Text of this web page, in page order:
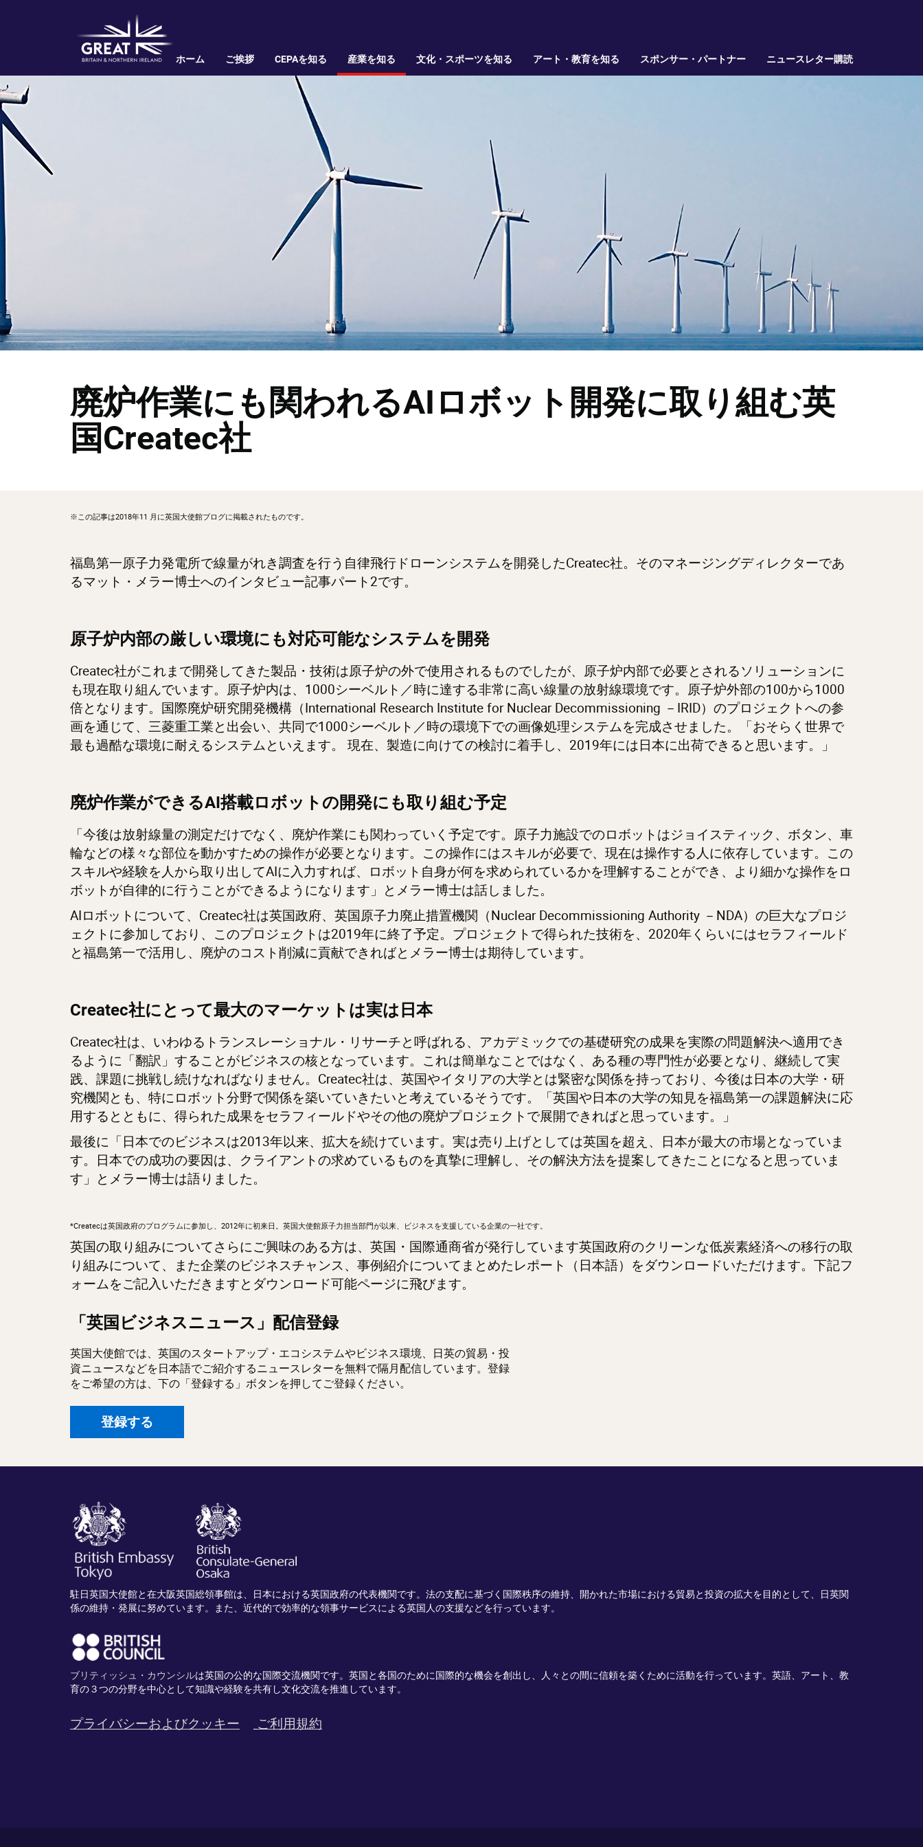
ホーム ご挨拶 CEPAを知る 産業を知る 文化・スポーツを知る アート・教育を知る スポンサー・パートナー ニュースレター購読
廃炉作業にも関われるAIロボット開発に取り組む英
国Createc社
※この記事は2018年11 月に英国大使館ブログに掲載されたものです。
福島第一原子力発電所で線量がれき調査を行う自律飛行ドローンシステムを開発したCreatec社。そのマネージングディレクターであ
るマット・メラー博士へのインタビュー記事パート2です。
原子炉内部の厳しい環境にも対応可能なシステムを開発
Createc社がこれまで開発してきた製品・技術は原子炉の外で使用されるものでしたが、原子炉内部で必要とされるソリューションに
も現在取り組んでいます。原子炉内は、1000シーベルト／時に達する非常に高い線量の放射線環境です。原子炉外部の100から1000
倍となります。国際廃炉研究開発機構（International Research Institute for Nuclear Decommissioning －IRID）のプロジェクトへの参
画を通じて、三菱重工業と出会い、共同で1000シーベルト／時の環境下での画像処理システムを完成させました。「おそらく世界で
最も過酷な環境に耐えるシステムといえます。 現在、製造に向けての検討に着手し、 2019年には日本に出荷できると思います。」
廃炉作業ができるAI搭載ロボットの開発にも取り組む予定
「今後は放射線量の測定だけでなく、廃炉作業にも関わっていく予定です。原子力施設でのロボットはジョイスティック、ボタン、車
輪などの様々な部位を動かすための操作が必要となります。この操作にはスキルが必要で、現在は操作する人に依存しています。この
スキルや経験を人から取り出してAIに入力すれば、ロボット自身が何を求められているかを理解することができ、より細かな操作をロ
ボットが自律的に行うことができるようになります」とメラー博士は話しました。
AIロボットについて、Createc社は英国政府、英国原子力廃止措置機関（Nuclear Decommissioning Authority －NDA）の巨大なプロジ
ェクトに参加しており、このプロジェクトは2019年に終了予定。プロジェクトで得られた技術を、2020年くらいにはセラフィールド
と福島第一で活用し、廃炉のコスト削減に貢献できればとメラー博士は期待しています。
Createc社にとって最大のマーケットは実は日本
Createc社は、いわゆるトランスレーショナル・リサーチと呼ばれる、アカデミックでの基礎研究の成果を実際の問題解決へ適用でき
るように「翻訳」することがビジネスの核となっています。これは簡単なことではなく、ある種の専門性が必要となり、継続して実
践、課題に挑戦し続けなればなりません。Createc社は、英国やイタリアの大学とは緊密な関係を持っており、今後は日本の大学・研
究機関とも、特にロボット分野で関係を築いていきたいと考えているそうです。「英国や日本の大学の知見を福島第一の課題解決に応
用するとともに、得られた成果をセラフィールドやその他の廃炉プロジェクトで展開できればと思っています。」
最後に「日本でのビジネスは2013年以来、拡大を続けています。実は売り上げとしては英国を超え、日本が最大の市場となっていま
す。日本での成功の要因は、クライアントの求めているものを真摯に理解し、その解決方法を提案してきたことになると思っていま
す」とメラー博士は語りました。
*Createcは英国政府のプログラムに参加し、2012年に初来日。英国大使館原子力担当部門が以来、ビジネスを支援している企業の一社です。
英国の取り組みについてさらにご興味のある方は、英国・国際通商省が発行しています英国政府のクリーンな低炭素経済への移行の取
り組みについて、また企業のビジネスチャンス、事例紹介についてまとめたレポート（日本語）をダウンロードいただけます。下記フ
ォームをご記入いただきますとダウンロード可能ページに飛びます。
「英国ビジネスニュース」配信登録
英国大使館では、英国のスタートアップ・エコシステムやビジネス環境、日英の貿易・投
資ニュースなどを日本語でご紹介するニュースレターを無料で隔月配信しています。登録
をご希望の方は、下の「登録する」ボタンを押してご登録ください。
登録する
駐日英国大使館と在大阪英国総領事館は、日本における英国政府の代表機関です。法の支配に基づく国際秩序の維持、開かれた市場における貿易と投資の拡大を目的として、日英関
係の維持・発展に努めています。また、近代的で効率的な領事サービスによる英国人の支援などを行っています。
ブリティッシュ・カウンシルは英国の公的な国際交流機関です。 英国と各国のために国際的な機会を創出し、 人々との間に信頼を築くために活動を行っています。英語、 アート、 教
育の３つの分野を中心として知識や経験を共有し文化交流を推進 しています。
プライバシーおよびクッキー ご利用規約